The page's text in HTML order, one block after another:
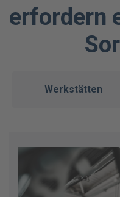
erfordern
Werkstätten